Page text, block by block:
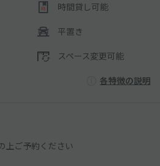
時間貸し可能
平置き
スペース変更可能
各特徴の説明
上ご予約ください